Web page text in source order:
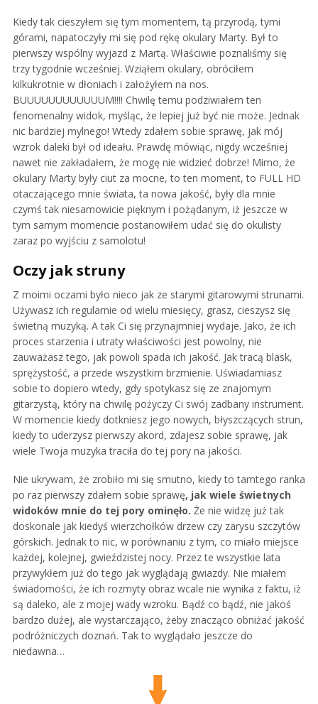
Kiedy tak cieszyłem się tym momentem, tą przyrodą, tymi
górami, napatoczyły mi się pod rękę okulary Marty. Był to
pierwszy wspólny wyjazd z Martą. Właściwie poznaliśmy się
trzy tygodnie wcześniej. Wziąłem okulary, obróciłem
kilkukrotnie w dłoniach i założyłem na nos.
BUUUUUUUUUUUUM!!!! Chwilę temu podziwiałem ten
fenomenalny widok, myśląc, że lepiej już być nie może. Jednak
nic bardziej mylnego! Wtedy zdałem sobie sprawę, jak mój
wzrok daleki był od ideału. Prawdę mówiąc, nigdy wcześniej
nawet nie zakładałem, że mogę nie widzieć dobrze! Mimo, że
okulary Marty były ciut za mocne, to ten moment, to FULL HD
otaczającego mnie świata, ta nowa jakość, były dla mnie
czymś tak niesamowicie pięknym i pożądanym, iż jeszcze w
tym samym momencie postanowiłem udać się do okulisty
zaraz po wyjściu z samolotu!
Oczy jak struny
Z moimi oczami było nieco jak ze starymi gitarowymi strunami.
Używasz ich regularnie od wielu miesięcy, grasz, cieszysz się
świetną muzyką. A tak Ci się przynajmniej wydaje. Jako, że ich
proces starzenia i utraty właściwości jest powolny, nie
zauważasz tego, jak powoli spada ich jakość. Jak tracą blask,
sprężystość, a przede wszystkim brzmienie. Uświadamiasz
sobie to dopiero wtedy, gdy spotykasz się ze znajomym
gitarzystą, który na chwilę pożyczy Ci swój zadbany instrument.
W momencie kiedy dotkniesz jego nowych, błyszczących strun,
kiedy to uderzysz pierwszy akord, zdajesz sobie sprawę, jak
wiele Twoja muzyka traciła do tej pory na jakości.
Nie ukrywam, że zrobiło mi się smutno, kiedy to tamtego ranka
po raz pierwszy zdałem sobie sprawę, jak wiele świetnych
widoków mnie do tej pory ominęło. Że nie widzę już tak
doskonale jak kiedyś wierzchołków drzew czy zarysu szczytów
górskich. Jednak to nic, w porównaniu z tym, co miało miejsce
każdej, kolejnej, gwieździstej nocy. Przez te wszystkie lata
przywykłem już do tego jak wyglądają gwiazdy. Nie miałem
świadomości, że ich rozmyty obraz wcale nie wynika z faktu, iż
są daleko, ale z mojej wady wzroku. Bądź co bądź, nie jakoś
bardzo dużej, ale wystarczająco, żeby znacząco obniżać jakość
podróżniczych doznań. Tak to wyglądało jeszcze do
niedawna…